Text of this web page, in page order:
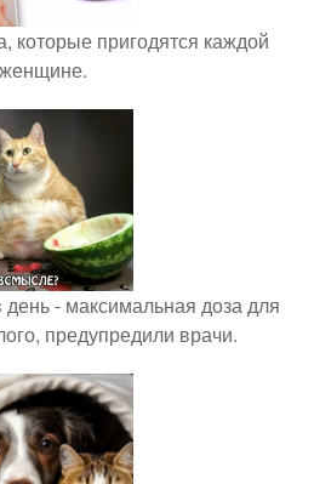
которые пригодятся каждой
женщине.
- максимальная доза для
предупредили врачи.